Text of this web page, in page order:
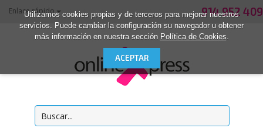
Enlace rápido
Utilizamos cookies propias y de terceros para mejorar nuestros
servicios. Puede cambiar la configuración su navegador u obtener
más información en nuestra sección Política de Cookies.
914 952 409